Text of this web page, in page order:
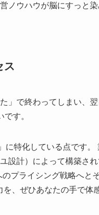
ノウハウが脳にすっと
ス
」で終わってしまい、
す。
に特化している点です。
設計）によって構築さ
プライシング戦略へと
、ぜひあなたの手で体